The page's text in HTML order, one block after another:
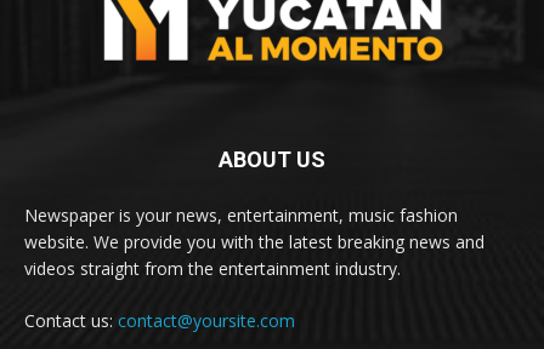
ABOUT US
Newspaper is your news, entertainment, music fashion
website. We provide you with the latest breaking news and
videos straight from the entertainment industry.
Contact us: contact@yoursite.com